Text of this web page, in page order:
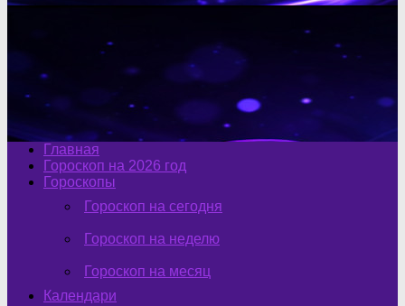
Главная
Гороскоп на 2026 год
Гороскопы
Гороскоп на сегодня
Гороскоп на неделю
Гороскоп на месяц
Календари